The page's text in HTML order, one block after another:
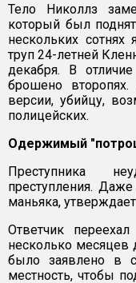
Тело Николлз
который был
нескольких
труп 24-летней
декабря. В
брошено
версии, убийцу,
полицейских.
Одержимый
Преступника
преступления.
маньяка,
Ответчик
несколько месяцев
было заявлено в
местность, чтобы